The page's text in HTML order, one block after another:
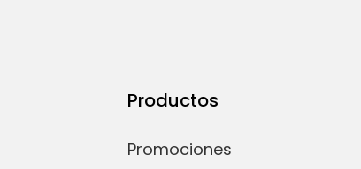
Productos
Promociones